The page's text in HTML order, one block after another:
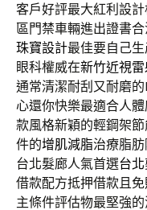
客戶好評最大紅利設
區門禁車輛進出證書
珠寶設計最佳要自己
眼科權威在新竹近視
通常清潔耐刮又耐磨的
心還你快樂最適合人
款風格新穎的輕鋼架
件的增肌減脂治療脂
台北髮廊人氣首選台
借款配方抵押借款且
主條件評估物最堅強